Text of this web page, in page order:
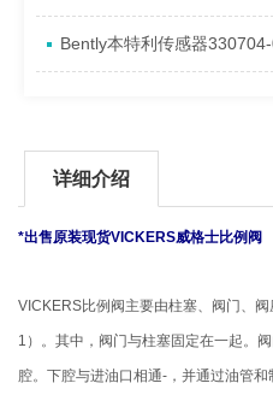
详细介绍
*出售原装现货VICKERS威格士比例阀
VICKERS比例阀主要由柱塞、阀门、
1）。其中，阀门与柱塞固定在一起。
腔。下腔与进油口相通-，并通过油管